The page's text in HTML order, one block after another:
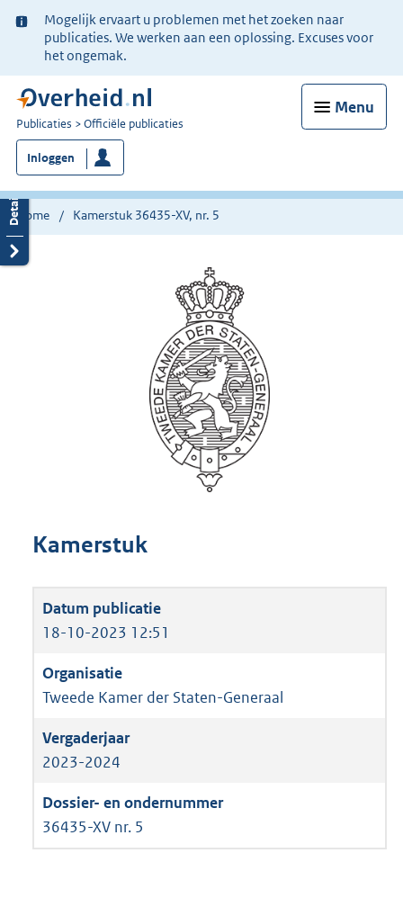
Ter
informatie:
Mogelijk ervaart u problemen met het zoeken naar
publicaties. We werken aan een oplossing. Excuses voor
het ongemak.
Menu
U
bent
nu
hier:
Publicaties Officiële publicaties
Inloggen
Home Kamerstuk 36435-XV, nr. 5
Kamerstuk
18-10-2023 12:51
Tweede Kamer der Staten-Generaal
2023-2024
36435-XV nr. 5